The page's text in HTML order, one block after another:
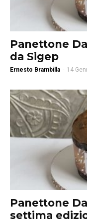
Panettone
da Sigep
Ernesto Brambilla - 14
Panettone
settima